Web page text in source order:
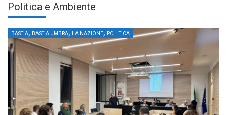
Politica e Ambiente
BASTIA, BASTIA UMBRA, LA NAZIONE, POLITICA